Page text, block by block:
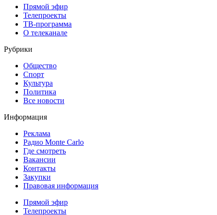
Прямой эфир
Телепроекты
ТВ-программа
О телеканале
Рубрики
Общество
Спорт
Культура
Политика
Все новости
Информация
Реклама
Радио Monte Carlo
Где смотреть
Вакансии
Контакты
Закупки
Правовая информация
Прямой эфир
Телепроекты